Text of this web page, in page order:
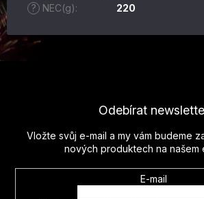
?
NEC(g): 220
Odebírat
Vložte svůj e-mail a my vám budeme
nových produktech na našem
E-mail